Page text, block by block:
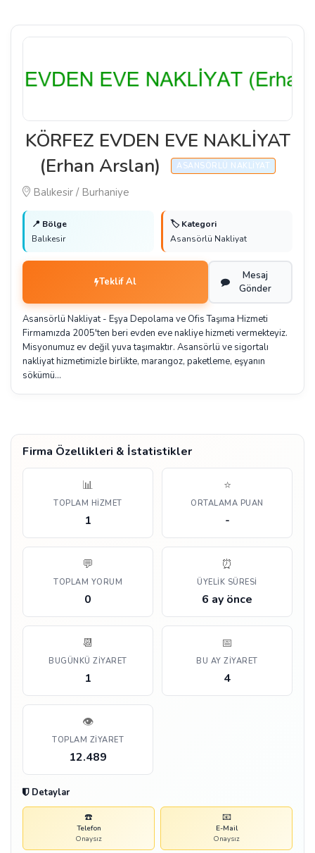
KÖRFEZ EVDEN EVE NAKLİYAT
(Erhan Arslan)
ASANSÖRLÜ NAKLIYAT
Balıkesir / Burhaniye
📍 Bölge
Balıkesir
🏷️ Kategori
Asansörlü Nakliyat
Teklif Al
Mesaj
Gönder
Asansörlü Nakliyat - Eşya Depolama ve Ofis Taşıma Hizmeti
Firmamızda 2005'ten beri evden eve nakliye hizmeti vermekteyiz.
Misyonumuz ev değil yuva taşımaktır. Asansörlü ve sigortalı
nakliyat hizmetimizle birlikte, marangoz, paketleme, eşyanın
sökümü…
Firma Özellikleri & İstatistikler
📊
TOPLAM HIZMET
1
⭐
ORTALAMA PUAN
-
💬
TOPLAM YORUM
0
⏰
ÜYELIK SÜRESI
6 ay önce
📆
BUGÜNKÜ ZIYARET
1
📅
BU AY ZIYARET
4
👁️
TOPLAM ZIYARET
12.489
Detaylar
☎️
Telefon
Onaysız
📧
E-Mail
Onaysız